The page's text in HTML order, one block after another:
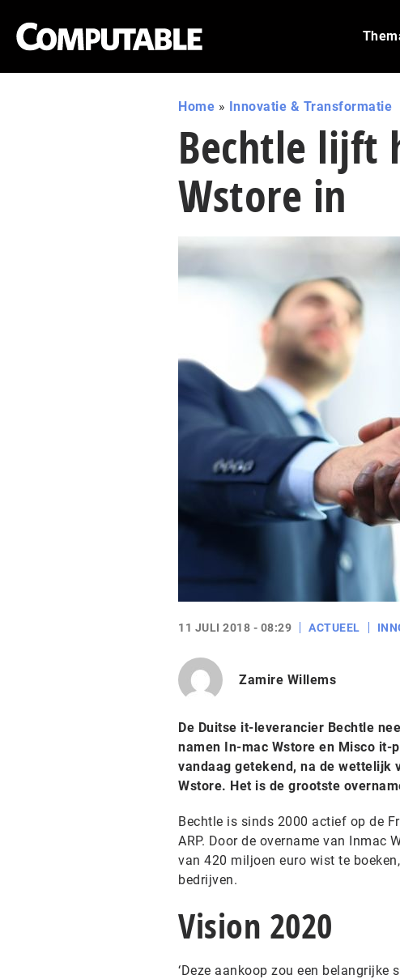
Home » Innovatie & Transformatie
Bechtle lijft
Wstore in
11 JULI 2018 - 08:29 ACTUEEL
Zamire Willems
De Duitse it-leverancier Bechtle
namen In-mac Wstore en Misco it-
vandaag getekend, na de wettelijk
Wstore. Het is de grootste
Bechtle is sinds 2000 actief op de
ARP. Door de overname van Inmac
van 420 miljoen euro wist te
bedrijven.
Vision 2020
‘Deze aankoop zou een belangrijke